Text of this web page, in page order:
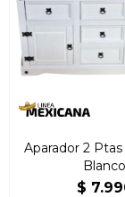
Aparador 2 Ptas
Blanco
$